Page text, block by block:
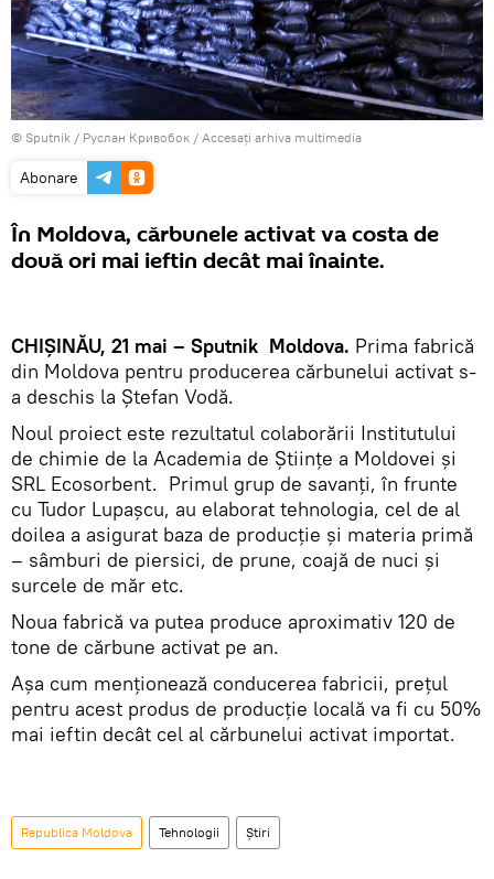
© Sputnik / Руслан Кривобок / Accesați arhiva multimedia
Abonare
În Moldova, cărbunele activat va costa de
două ori mai ieftin decât mai înainte.
CHIȘINĂU, 21 mai – Sputnik Moldova. Prima fabrică
din Moldova pentru producerea cărbunelui activat s-
a deschis la Ștefan Vodă.
Noul proiect este rezultatul colaborării Institutului
de chimie de la Academia de Științe a Moldovei și
SRL Ecosorbent. Primul grup de savanți, în frunte
cu Tudor Lupașcu, au elaborat tehnologia, cel de al
doilea a asigurat baza de producție și materia primă
– sâmburi de piersici, de prune, coajă de nuci și
surcele de măr etc.
Noua fabrică va putea produce aproximativ 120 de
tone de cărbune activat pe an.
Așa cum menționează conducerea fabricii, prețul
pentru acest produs de producție locală va fi cu 50%
mai ieftin decât cel al cărbunelui activat importat.
Republica Moldova Tehnologii Știri